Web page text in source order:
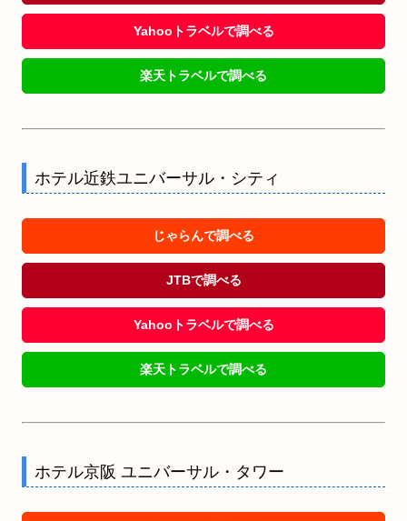
Yahooトラベルで調べる
楽天トラベルで調べる
ホテル近鉄ユニバーサル・シティ
じゃらんで調べる
JTBで調べる
Yahooトラベルで調べる
楽天トラベルで調べる
ホテル京阪 ユニバーサル・タワー